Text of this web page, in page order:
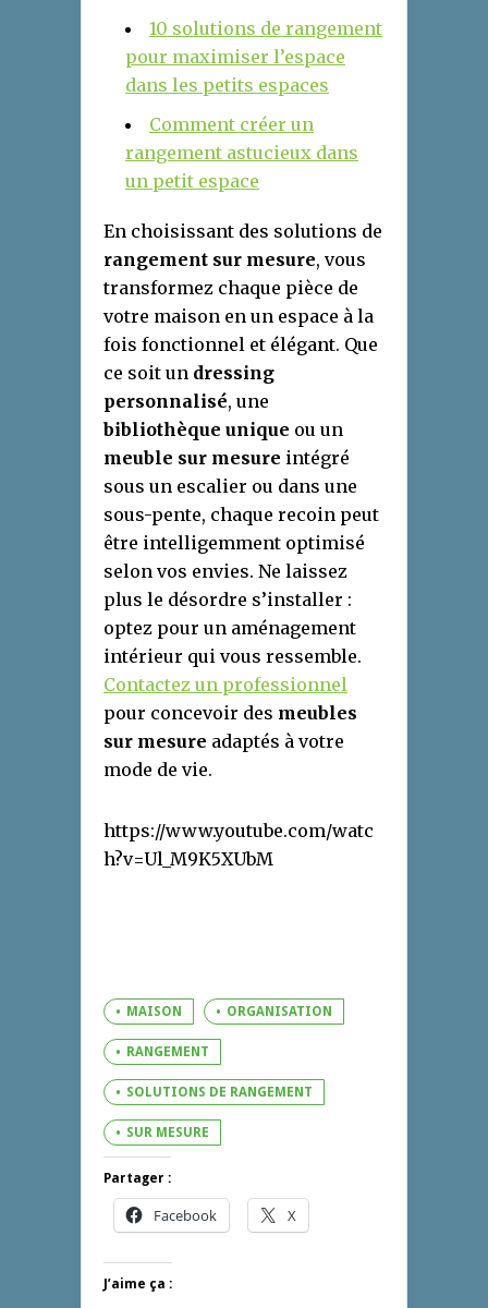
10 solutions de rangement
pour maximiser l’espace
dans les petits espaces
Comment créer un
rangement astucieux dans
un petit espace
En choisissant des solutions de
rangement sur mesure, vous
transformez chaque pièce de
votre maison en un espace à la
fois fonctionnel et élégant. Que
ce soit un dressing
personnalisé, une
bibliothèque unique ou un
meuble sur mesure intégré
sous un escalier ou dans une
sous-pente, chaque recoin peut
être intelligemment optimisé
selon vos envies. Ne laissez
plus le désordre s’installer :
optez pour un aménagement
intérieur qui vous ressemble.
Contactez un professionnel
pour concevoir des meubles
sur mesure adaptés à votre
mode de vie.
https://www.youtube.com/watc
h?v=Ul_M9K5XUbM
MAISON ORGANISATION
RANGEMENT
SOLUTIONS DE RANGEMENT
SUR MESURE
Partager :
Facebook X
J’aime ça :